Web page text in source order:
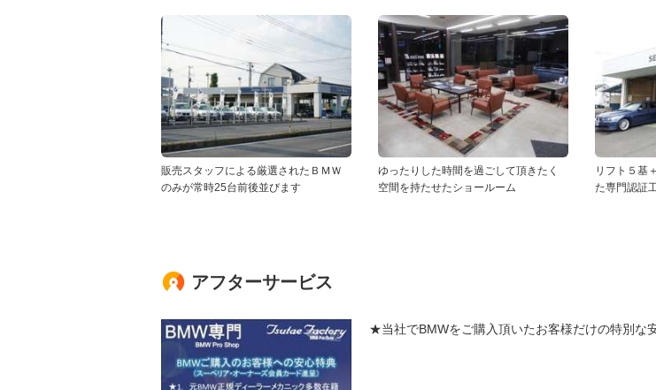
販売スタッフによる厳選されたＢＭＷ
のみが常時25台前後並びます
ゆったりした時間を過ごして頂きたく
空間を持たせたショールーム
リフト５基
た専門認証
アフターサービス
★当社でBMWをご購入頂いたお客様だけの特別な